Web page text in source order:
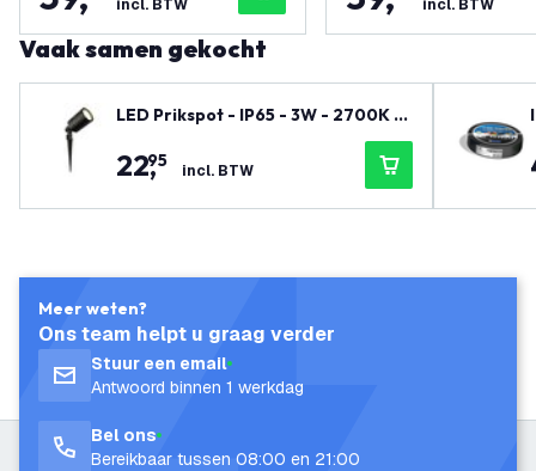
incl. BTW
incl. BTW
Vaak samen gekocht
LED Prikspot - IP65 - 3W - 2700K -
2 Meter Kabel met Stekker - Zwart
22,
95 incl. BTW
Meer weten?
Ons team helpt u graag verder
Stuur een email
Antwoord binnen 1 werkdag
Bel ons
Bereikbaar tussen 08:00 en 21:00